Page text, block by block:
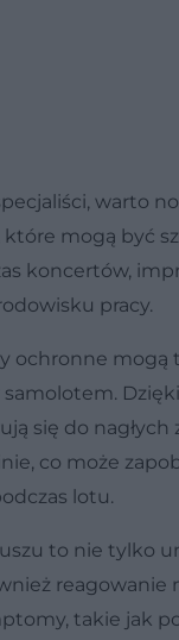
warto
które mogą być
koncertów,
pracy.
ochronne mogą
się do nagłych
co może
lotu.
to nie tylko
reagowanie
takie jak